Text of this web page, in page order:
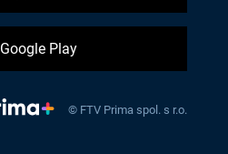
Google Play
© FTV Prima spol. s r.o.